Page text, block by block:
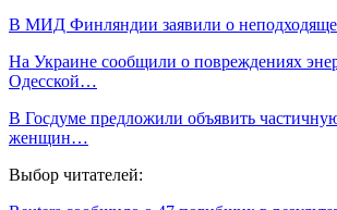
В МИД Финляндии заявили о
На Украине сообщили о повреждениях
Одесской…
В Госдуме предложили объявить
женщин…
Выбор читателей: